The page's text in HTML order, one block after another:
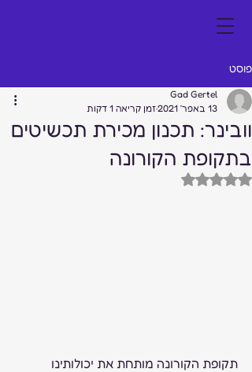
פוסט
וובינר: תכנון מכירת תכשיטים
בתקופת הקורונה
Gad Gertel
13 באפר׳ 2021
זמן קריאה 1 דקות
דירוג של NaN מתוך 5 כוכבים
תקופת הקורונה מותחת את יכולותינו